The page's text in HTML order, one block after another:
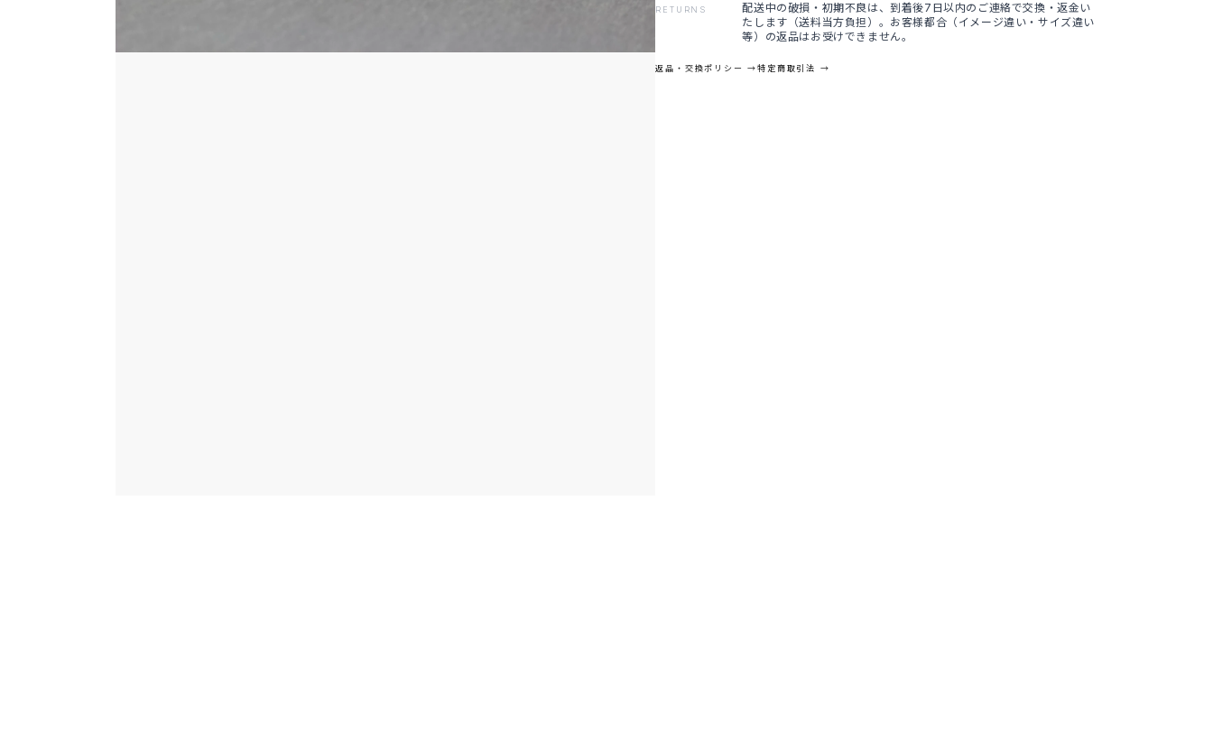
RETURNS
配送中の破損・初期不良は、到着後7日以内のご連絡で交換・返金い
たします（送料当方負担）。お客様都合（イメージ違い・サイズ違い
等）の返品はお受けできません。
返品・交換ポリシー →特定商取引法 →